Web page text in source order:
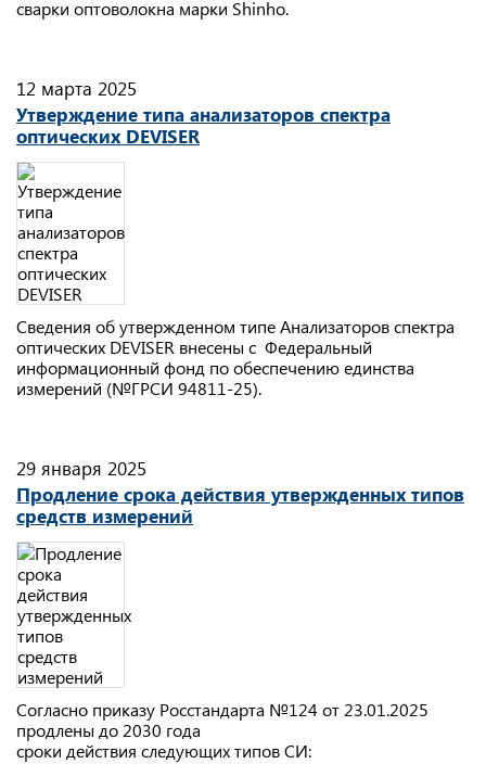
сварки оптоволокна марки Shinho.
12 марта 2025
Утверждение типа анализаторов спектра
оптических DEVISER
Сведения об утвержденном типе Анализаторов спектра
оптических DEVISER внесены с Федеральный
информационный фонд по обеспечению единства
измерений (№ГРСИ 94811-25).
29 января 2025
Продление срока действия утвержденных типов
средств измерений
Согласно приказу Росстандарта №124 от 23.01.2025
продлены до 2030 года
сроки действия следующих типов СИ: